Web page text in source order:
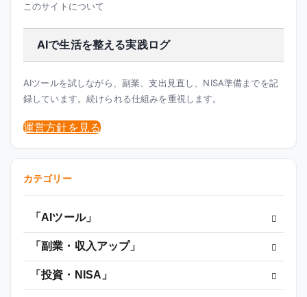
このサイトについて
AIで生活を整える実践ログ
AIツールを試しながら、副業、支出見直し、NISA準備までを記
録しています。続けられる仕組みを重視します。
運営方針を見る
カテゴリー
「AIツール」
「副業・収入アップ」
「投資・NISA」